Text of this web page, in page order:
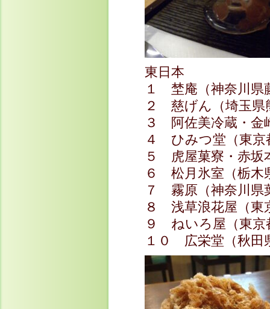
東日本
１ 埜庵（神奈川県
２ 慈げん（埼玉県
３ 阿佐美冷蔵・金
４ ひみつ堂（東京
５ 虎屋菓寮・赤坂
６ 松月氷室（栃木
７ 霧原（神奈川県
８ 浅草浪花屋（東
９ ねいろ屋（東京
１０ 広栄堂（秋田